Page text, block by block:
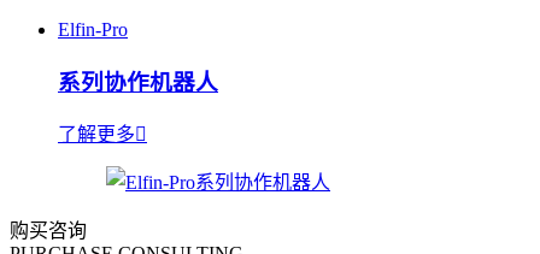
Elfin-Pro
系列协作机器人
了解更多
购买咨询